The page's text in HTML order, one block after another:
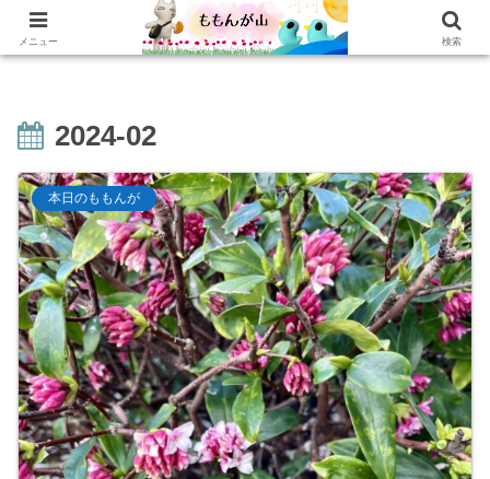
ホーム 乳がんの話
乳がん記録
おかわり
もぐもぐ 読書記録
2024-02
本日のももんが
メニュー 検索